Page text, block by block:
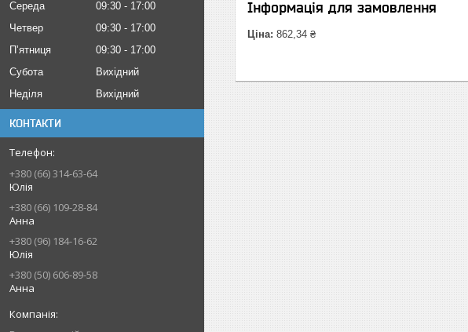
Середа
09:30
17:00
Четвер
09:30
17:00
Пʼятниця
09:30
17:00
Субота
Вихідний
Неділя
Вихідний
КОНТАКТИ
+380 (66) 314-63-64
Юлія
+380 (66) 109-28-84
Анна
+380 (96) 184-16-62
Юлія
+380 (50) 606-89-58
Анна
Інформація для замовлення
Ціна: 862,34 ₴